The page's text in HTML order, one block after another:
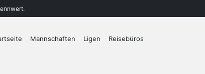
Mannschaften Ligen Reisebüros